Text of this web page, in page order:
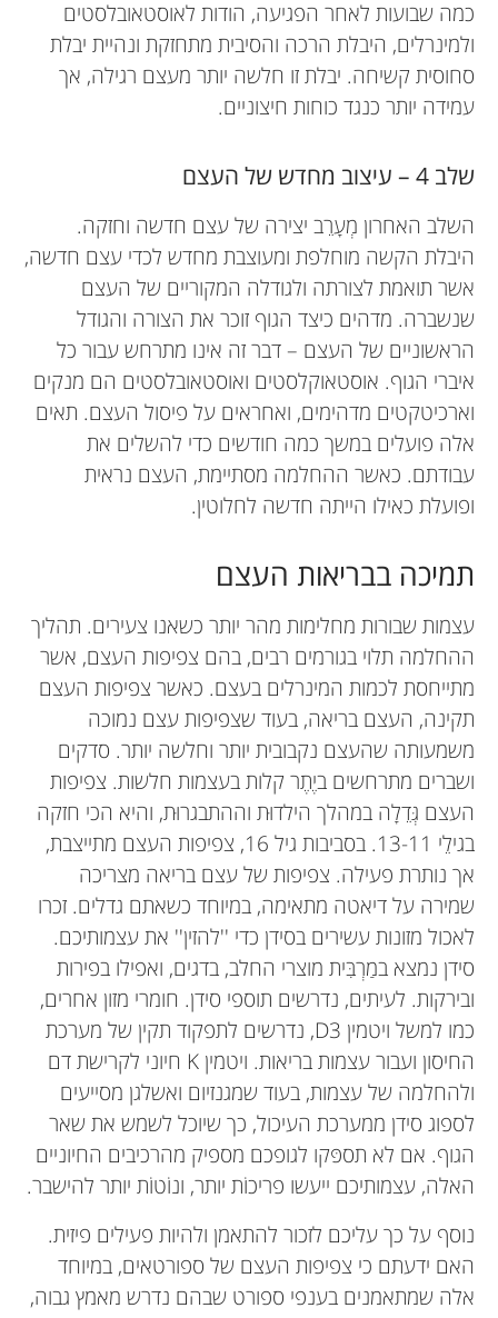
כמה שבועות לאחר הפגיעה, הודות לאוסטאובלסטים
ולמינרלים, היבלת הרכה והסיבית מתחזקת ונהיית יבלת
סחוסית קשיחה. יבלת זו חלשה יותר מעצם רגילה, אך
עמידה יותר כנגד כוחות חיצוניים.
שלב 4 – עיצוב מחדש של העצם
השלב האחרון מְעָרֵב יצירה של עצם חדשה וחזקה.
היבלת הקשה מוחלפת ומעוצבת מחדש לכדי עצם חדשה,
אשר תואמת לצורתה ולגודלה המקוריים של העצם
שנשברה. מדהים כיצד הגוף זוכר את הצורה והגודל
הראשוניים של העצם – דבר זה אינו מתרחש עבור כל
איברי הגוף. אוסטאוקלסטים ואוסטאובלסטים הם מנקים
וארכיטקטים מדהימים, ואחראים על פיסול העצם. תאים
אלה פועלים במשך כמה חודשים כדי להשלים את
עבודתם. כאשר ההחלמה מסתיימת, העצם נראית
ופועלת כאילו הייתה חדשה לחלוטין.
תמיכה בבריאות העצם
עצמות שבורות מחלימות מהר יותר כשאנו צעירים. תהליך
ההחלמה תלוי בגורמים רבים, בהם צפיפות העצם, אשר
מתייחסת לכמות המינרלים בעצם. כאשר צפיפות העצם
תקינה, העצם בריאה, בעוד שצפיפות עצם נמוכה
משמעותה שהעצם נקבובית יותר וחלשה יותר. סדקים
ושברים מתרחשים ביֶתֶר קלות בעצמות חלשות. צפיפות
העצם גְּדֵלָה במהלך הילדוּת וההתבגרוּת, והיא הכי חזקה
בגילֵי 13-11. בסביבות גיל 16, צפיפות העצם מתייצבת,
אך נותרת פעילה. צפיפות של עצם בריאה מצריכה
שמירה על דיאטה מתאימה, במיוחד כשאתם גדלים. זכרו
לאכול מזונות עשירים בסידן כדי ''להזין'' את עצמותיכם.
סידן נמצא במַרְבִּית מוצרי החלב, בדגים, ואפילו בפירות
ובירקות. לעיתים, נדרשים תוספי סידן. חומרי מזון אחרים,
כמו למשל ויטמין D3, נדרשים לתפקוד תקין של מערכת
החיסון ועבור עצמות בריאות. ויטמין K חיוני לקרישת דם
ולהחלמה של עצמות, בעוד שמגנזיום ואשלגן מסייעים
לספוג סידן ממערכת העיכול, כך שיוכל לשמש את שאר
הגוף. אם לא תספּקו לגופכם מספיק מהרכיבים החיוניים
האלה, עצמותיכם ייעשו פריכוֹת יותר, ונוֹטוֹת יותר להישבר.
נוסף על כך עליכם לזכור להתאמן ולהיות פעילים פיזית.
האם ידעתם כי צפיפות העצם של ספורטאים, במיוחד
אלה שמתאמנים בענפי ספורט שבהם נדרש מאמץ גבוה,